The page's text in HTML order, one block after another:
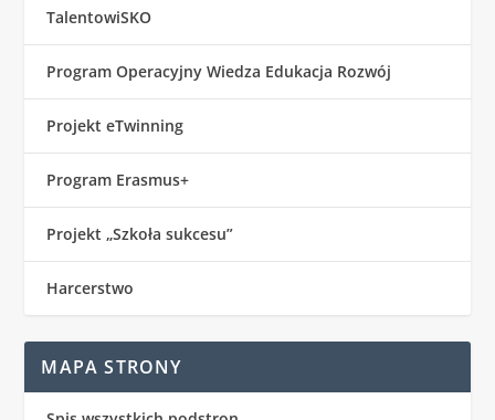
TalentowiSKO
Program Operacyjny Wiedza Edukacja Rozwój
Projekt eTwinning
Program Erasmus+
Projekt „Szkoła sukcesu”
Harcerstwo
MAPA STRONY